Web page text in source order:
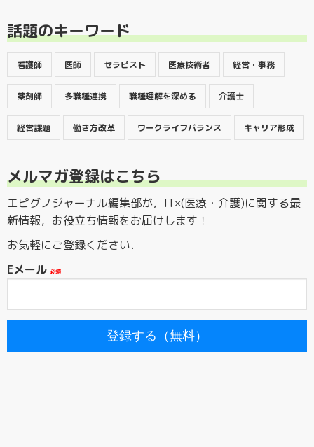
話題のキーワード
看護師 医師 セラピスト 医療技術者 経営・事務
薬剤師 多職種連携 職種理解を深める 介護士
経営課題 働き方改革 ワークライフバランス キャリア形成
メルマガ登録はこちら
エピグノジャーナル編集部が，IT×(医療・介護)に関する最
新情報，お役立ち情報をお届けします！
お気軽にご登録ください．
Eメール